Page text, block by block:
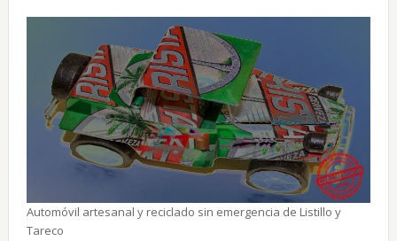
Automóvil artesanal y reciclado sin emergencia de Listillo y
Tareco